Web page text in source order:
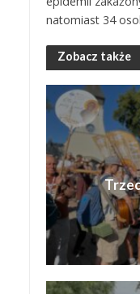
natomiast 34
Zobacz także